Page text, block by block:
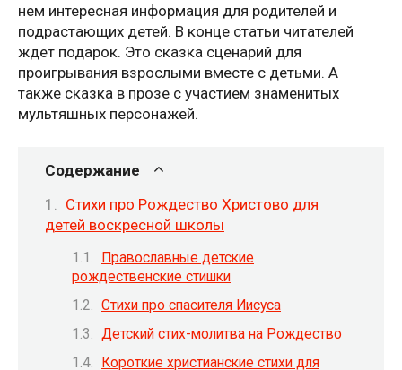
нем интересная информация для родителей и
подрастающих детей. В конце статьи читателей
ждет подарок. Это сказка сценарий для
проигрывания взрослыми вместе с детьми. А
также сказка в прозе с участием знаменитых
мультяшных персонажей.
Содержание
Стихи про Рождество Христово для
детей воскресной школы
Православные детские
рождественские стишки
Стихи про спасителя Иисуса
Детский стих-молитва на Рождество
Короткие христианские стихи для